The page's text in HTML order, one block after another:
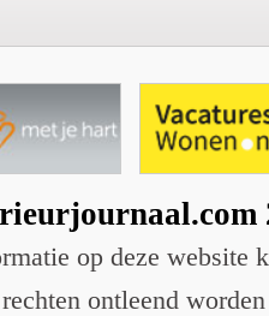
op deze website
rechten ontleend worden